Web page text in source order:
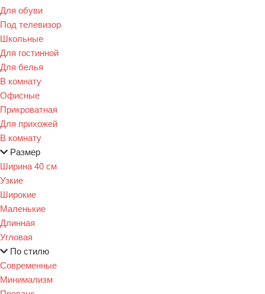
Для обуви
Под телевизор
Школьные
Для гостинной
Для белья
В комнату
Офисные
Прикроватная
Для прихожей
В комнату
Размер
Ширина 40 см
Узкие
Широкие
Маленькие
Длинная
Угловая
По стилю
Современные
Минимализм